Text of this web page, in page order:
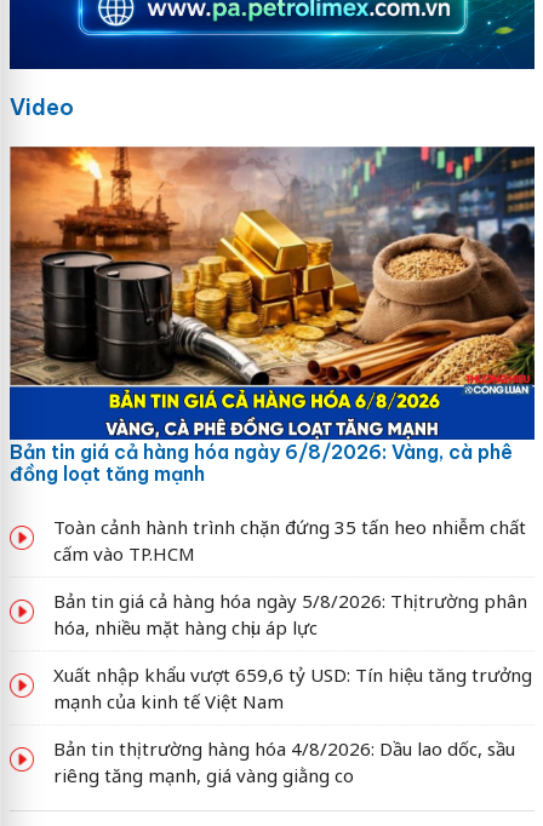
Video
Bản tin giá cả hàng hóa ngày 6/8/2026: Vàng, cà phê
đồng loạt tăng mạnh
Toàn cảnh hành trình chặn đứng 35 tấn heo nhiễm chất
cấm vào TP.HCM
Bản tin giá cả hàng hóa ngày 5/8/2026: Thị trường phân
hóa, nhiều mặt hàng chịu áp lực
Xuất nhập khẩu vượt 659,6 tỷ USD: Tín hiệu tăng trưởng
mạnh của kinh tế Việt Nam
Bản tin thị trường hàng hóa 4/8/2026: Dầu lao dốc, sầu
riêng tăng mạnh, giá vàng giằng co